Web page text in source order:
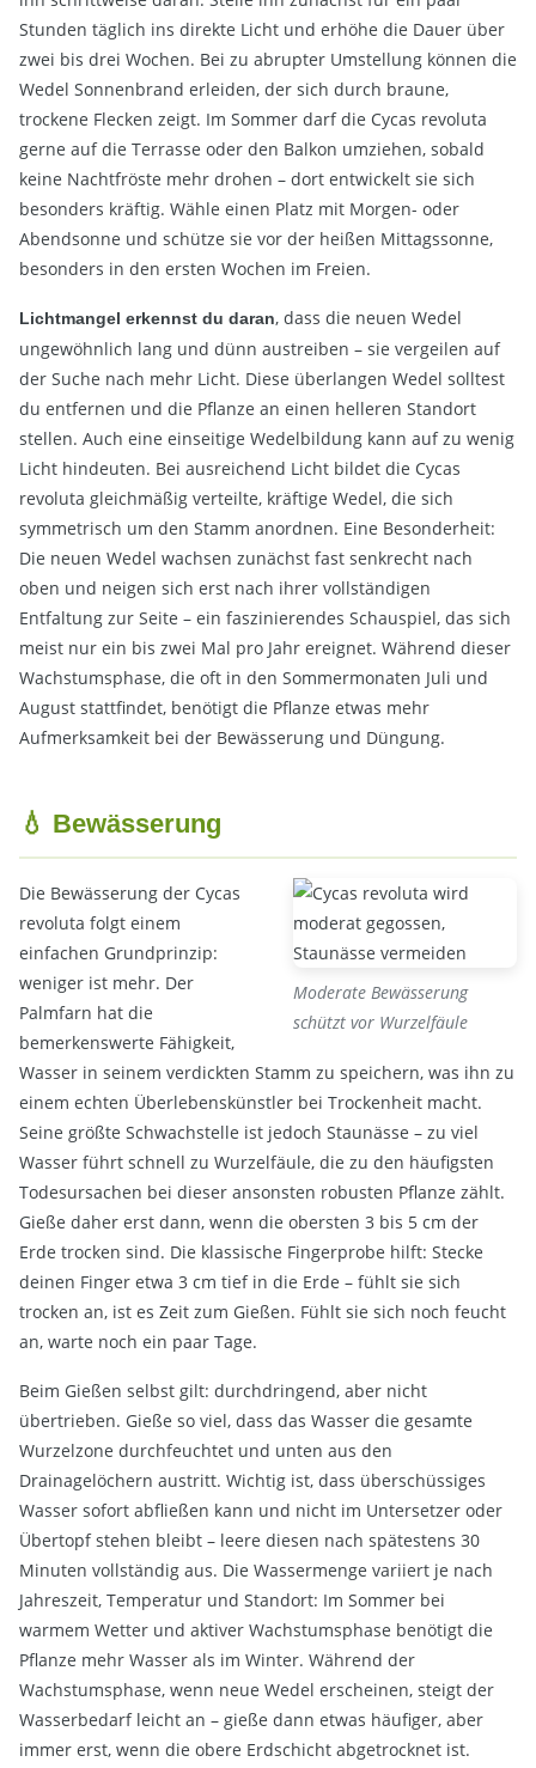
Stunden täglich ins direkte Licht und erhöhe die Dauer über
zwei bis drei Wochen. Bei zu abrupter Umstellung können die
Wedel Sonnenbrand erleiden, der sich durch braune,
trockene Flecken zeigt. Im Sommer darf die Cycas revoluta
gerne auf die Terrasse oder den Balkon umziehen, sobald
keine Nachtfröste mehr drohen – dort entwickelt sie sich
besonders kräftig. Wähle einen Platz mit Morgen- oder
Abendsonne und schütze sie vor der heißen Mittagssonne,
besonders in den ersten Wochen im Freien.
Lichtmangel erkennst du daran, dass die neuen Wedel
ungewöhnlich lang und dünn austreiben – sie vergeilen auf
der Suche nach mehr Licht. Diese überlangen Wedel solltest
du entfernen und die Pflanze an einen helleren Standort
stellen. Auch eine einseitige Wedelbildung kann auf zu wenig
Licht hindeuten. Bei ausreichend Licht bildet die Cycas
revoluta gleichmäßig verteilte, kräftige Wedel, die sich
symmetrisch um den Stamm anordnen. Eine Besonderheit:
Die neuen Wedel wachsen zunächst fast senkrecht nach
oben und neigen sich erst nach ihrer vollständigen
Entfaltung zur Seite – ein faszinierendes Schauspiel, das sich
meist nur ein bis zwei Mal pro Jahr ereignet. Während dieser
Wachstumsphase, die oft in den Sommermonaten Juli und
August stattfindet, benötigt die Pflanze etwas mehr
Aufmerksamkeit bei der Bewässerung und Düngung.
💧 Bewässerung
Moderate Bewässerung
schützt vor Wurzelfäule
Die Bewässerung der Cycas
revoluta folgt einem
einfachen Grundprinzip:
weniger ist mehr. Der
Palmfarn hat die
bemerkenswerte Fähigkeit,
Wasser in seinem verdickten Stamm zu speichern, was ihn zu
einem echten Überlebenskünstler bei Trockenheit macht.
Seine größte Schwachstelle ist jedoch Staunässe – zu viel
Wasser führt schnell zu Wurzelfäule, die zu den häufigsten
Todesursachen bei dieser ansonsten robusten Pflanze zählt.
Gieße daher erst dann, wenn die obersten 3 bis 5 cm der
Erde trocken sind. Die klassische Fingerprobe hilft: Stecke
deinen Finger etwa 3 cm tief in die Erde – fühlt sie sich
trocken an, ist es Zeit zum Gießen. Fühlt sie sich noch feucht
an, warte noch ein paar Tage.
Beim Gießen selbst gilt: durchdringend, aber nicht
übertrieben. Gieße so viel, dass das Wasser die gesamte
Wurzelzone durchfeuchtet und unten aus den
Drainagelöchern austritt. Wichtig ist, dass überschüssiges
Wasser sofort abfließen kann und nicht im Untersetzer oder
Übertopf stehen bleibt – leere diesen nach spätestens 30
Minuten vollständig aus. Die Wassermenge variiert je nach
Jahreszeit, Temperatur und Standort: Im Sommer bei
warmem Wetter und aktiver Wachstumsphase benötigt die
Pflanze mehr Wasser als im Winter. Während der
Wachstumsphase, wenn neue Wedel erscheinen, steigt der
Wasserbedarf leicht an – gieße dann etwas häufiger, aber
immer erst, wenn die obere Erdschicht abgetrocknet ist.